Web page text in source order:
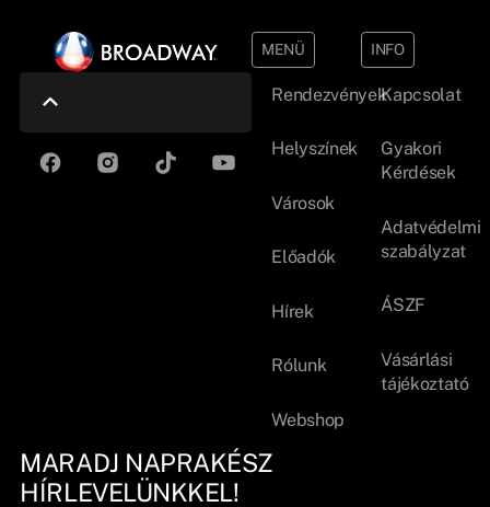
MENÜ
Rendezvények
Helyszínek
Városok
Előadók
Hírek
Rólunk
Webshop
INFO
Kapcsolat
Gyakori
Kérdések
Adatvédelmi
szabályzat
ÁSZF
Vásárlási
tájékoztató
MARADJ NAPRAKÉSZ
HÍRLEVELÜNKKEL!